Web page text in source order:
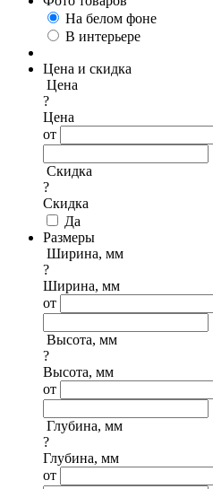
На белом фоне
В интерьере
Цена и скидка
Цена
?
Цена
от
Скидка
?
Скидка
Да
Размеры
Ширина, мм
?
Ширина, мм
от
Высота, мм
?
Высота, мм
от
Глубина, мм
?
Глубина, мм
от